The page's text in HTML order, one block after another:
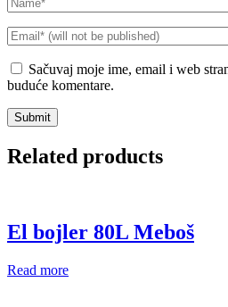
Sačuvaj moje ime, email i web
buduće komentare.
Related products
El bojler 80L Meboš
Read more